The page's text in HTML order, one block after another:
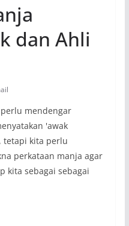
dan Ahli
mendengar
'awak
tetapi kita perlu
perkataan manja agar
kita sebagai sebagai